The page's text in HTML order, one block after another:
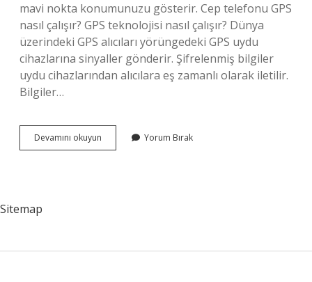
mavi nokta konumunuzu gösterir. Cep telefonu GPS
nasıl çalışır? GPS teknolojisi nasıl çalışır? Dünya
üzerindeki GPS alıcıları yörüngedeki GPS uydu
cihazlarına sinyaller gönderir. Şifrelenmiş bilgiler
uydu cihazlarından alıcılara eş zamanlı olarak iletilir.
Bilgiler…
Devamını okuyun Telefonda
Gps
Yorum Bırak
Sitemap